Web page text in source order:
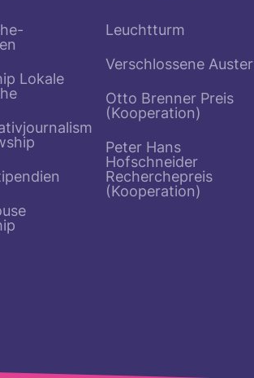
Lokale
Leuchtturm
Verschlossene Auster
Otto Brenner Preis
(Kooperation)
Peter Hans
Hofschneider
Recherchepreis
(Kooperation)